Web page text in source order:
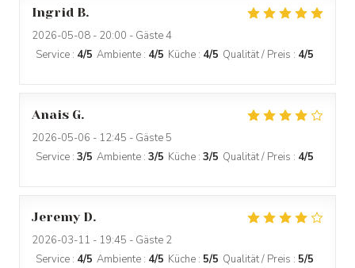
Ingrid B
2026-05-08 - 20:00 - Gäste 4
Service : 4/5 Ambiente : 4/5 Küche : 4/5 Qualität / Preis : 4/5
Anais G
2026-05-06 - 12:45 - Gäste 5
Service : 3/5 Ambiente : 3/5 Küche : 3/5 Qualität / Preis : 4/5
Jeremy D
2026-03-11 - 19:45 - Gäste 2
Service : 4/5 Ambiente : 4/5 Küche : 5/5 Qualität / Preis : 5/5